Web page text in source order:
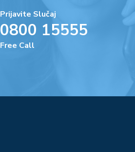
Prijavite Slučaj
0800 15555
Free Call